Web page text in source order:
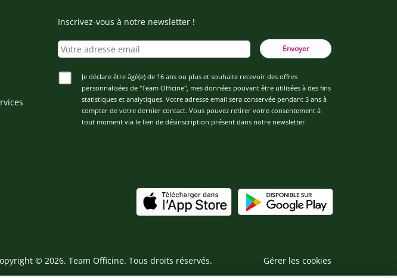
Inscrivez-vous à notre newsletter !
Envoyer
Je déclare être âgé(e) de 16 ans ou plus et souhaite recevoir des offres
personnalisées de "Team Officine", mes données pouvant être utilisées à des fins
statistiques et analytiques. Votre adresse email sera conservée pendant 3 ans à
compter de votre dernier contact. Vous pouvez retirer votre consentement à
tout moment via le lien de désinscription présent dans notre newsletter.
© 2026. Team Officine. Tous droits réservés. Gérer les cookies